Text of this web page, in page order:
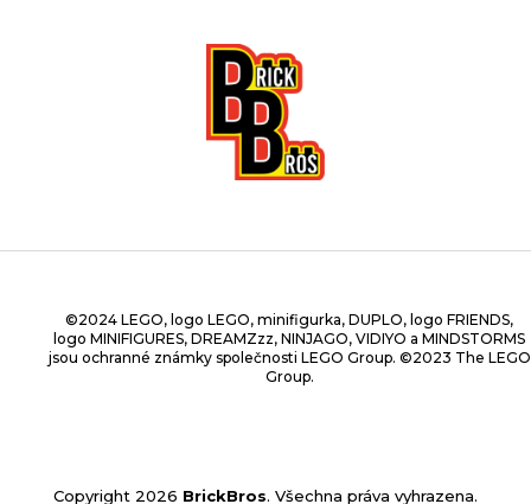
©2024 LEGO, logo LEGO, minifigurka, DUPLO, logo FRIENDS,
logo MINIFIGURES, DREAMZzz, NINJAGO, VIDIYO a MINDSTORMS
jsou ochranné známky společnosti LEGO Group. ©2023 The LEGO
Group.
Copyright 2026 BrickBros. Všechna práva vyhrazena.